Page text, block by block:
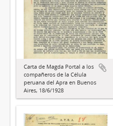
Carta de Magda Portal a los
compañeros de la Célula
peruana del Apra en Buenos
Aires, 18/6/1928